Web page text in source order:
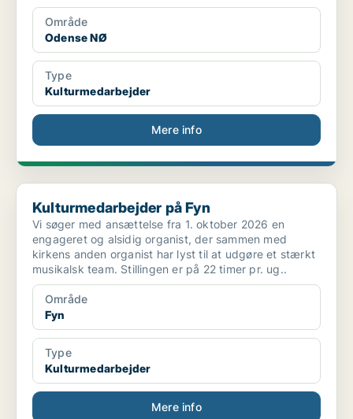
Område
Odense NØ
Type
Kulturmedarbejder
Mere info
Kulturmedarbejder på Fyn
Kulturmedarbejder på Fyn
Vi søger med ansættelse fra 1. oktober 2026 en
engageret og alsidig organist, der sammen med
kirkens anden organist har lyst til at udgøre et stærkt
musikalsk team. Stillingen er på 22 timer pr. ug..
Område
Fyn
Type
Kulturmedarbejder
Mere info